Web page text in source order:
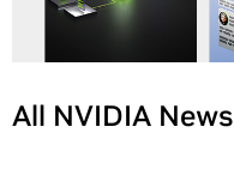
All NVIDIA News